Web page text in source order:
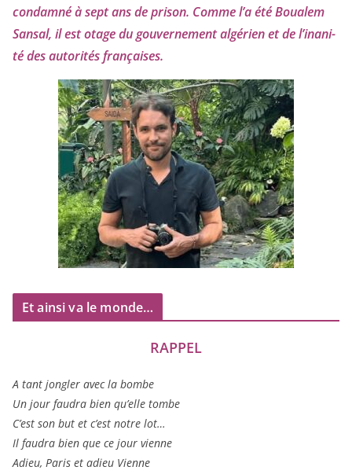
condam­né à sept ans de pri­son. Comme l’a été Boualem
Sansal, il est otage du gou­ver­ne­ment algé­rien et de l’i­na­ni­
té des auto­ri­tés françaises.
Et ainsi va le monde…
RAPPEL
A tant jon­gler avec la bombe
Un jour fau­dra bien qu’elle tombe
C’est son but et c’est notre lot…
Il fau­dra bien que ce jour vienne
Adieu, Paris et adieu Vienne